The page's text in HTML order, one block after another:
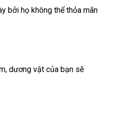
bình
bởi họ không thể thỏa mãn
địa
, dương vật nội
của bạn vệ
sẽ